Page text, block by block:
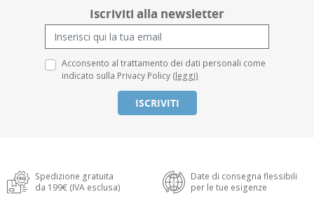
Iscriviti alla newsletter
Acconsento al trattamento dei dati personali come
indicato sulla Privacy Policy (leggi)
ISCRIVITI
Spedizione gratuita
da 199€ (IVA esclusa)
Date di consegna flessibili
per le tue esigenze